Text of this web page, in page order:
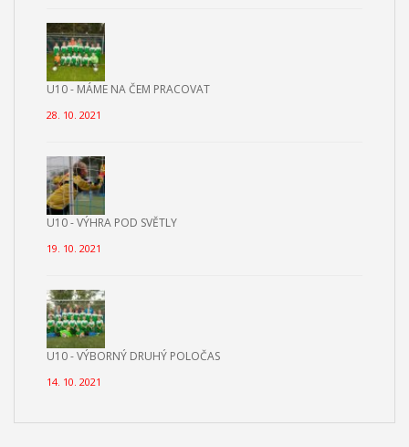
U10 - MÁME NA ČEM PRACOVAT
28. 10. 2021
U10 - VÝHRA POD SVĚTLY
19. 10. 2021
U10 - VÝBORNÝ DRUHÝ POLOČAS
14. 10. 2021